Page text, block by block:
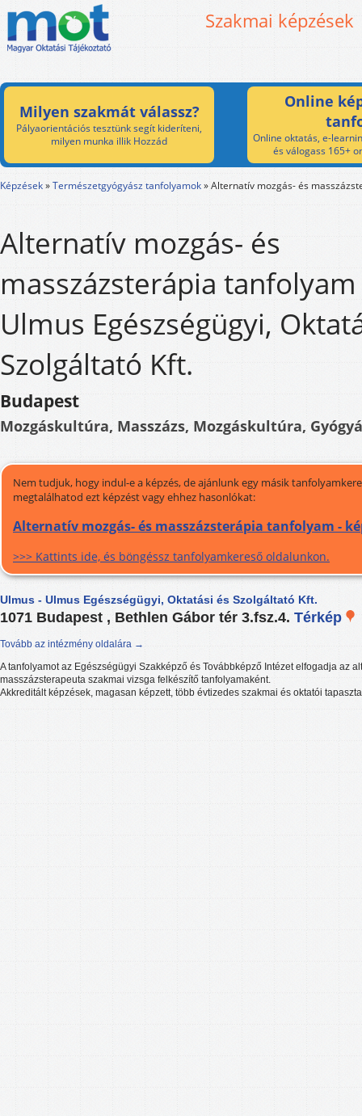
Szakmai képzések
Milyen szakmát válassz?
Pályaorientációs tesztünk segít kideríteni,
milyen munka illik Hozzád
Online
Online oktatás, e-
és válogass 165+
Képzések»Természetgyógyász tanfolyamok»Alternatív mozgás- és
Alternatív mozgás- és
masszázsterápia tanfolyam
Ulmus Egészségügyi,
Szolgáltató Kft.
Budapest
Mozgáskultúra, Masszázs, Mozgáskultúra,
Nem tudjuk, hogy indul-e a képzés, de ajánlunk egy másik
megtalálhatod ezt képzést vagy ehhez hasonlókat:
Alternatív mozgás- és masszázsterápia tanfolyam -
>>> Kattints ide, és böngéssz tanfolyamkereső oldalunkon.
Ulmus - Ulmus Egészségügyi, Oktatási és Szolgáltató Kft.
1071 Budapest , Bethlen Gábor tér 3.fsz.4. Térkép
Tovább az intézmény oldalára →
A tanfolyamot az Egészségügyi Szakképző és Továbbképző Intézet elfogadja az
masszázsterapeuta szakmai vizsga felkészítő tanfolyamaként.
Akkreditált képzések, magasan képzett, több évtizedes szakmai és oktatói